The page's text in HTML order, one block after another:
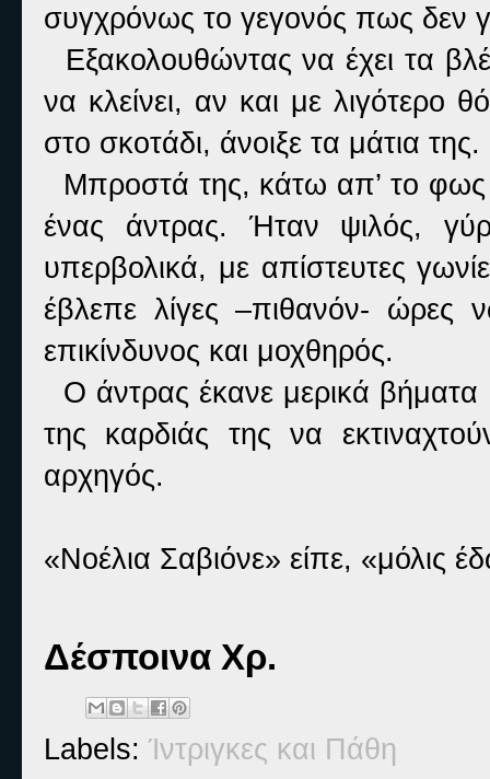
συγχρόνως το γεγονός πως δεν
Εξακολουθώντας να έχει τα
να κλείνει, αν και με λιγότερο
στο σκοτάδι, άνοιξε τα μάτια της.
Μπροστά της, κάτω απ’ το φως
ένας άντρας. Ήταν ψιλός,
υπερβολικά, με απίστευτες
έβλεπε λίγες –πιθανόν-
επικίνδυνος και μοχθηρός.
Ο άντρας έκανε μερικά
της καρδιάς της να
αρχηγός.
«Νοέλια Σαβιόνε» είπε, «μόλις
Δέσποινα Χρ.
Labels: Ίντριγκες και Πάθη